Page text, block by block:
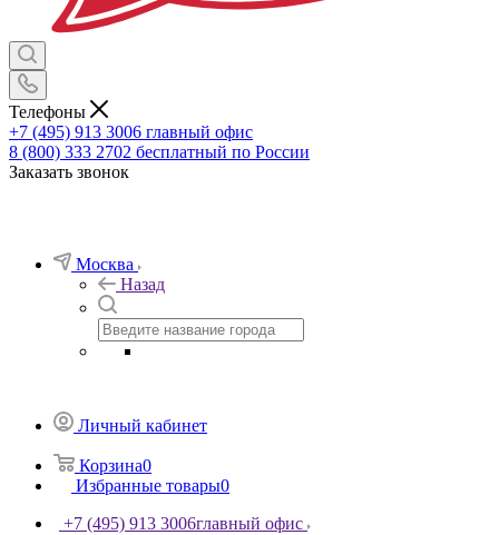
Телефоны
+7 (495) 913 3006 главный офис
8 (800) 333 2702 бесплатный по России
Заказать звонок
Москва
Назад
Личный кабинет
Корзина0
Избранные товары0
+7 (495) 913 3006главный офис